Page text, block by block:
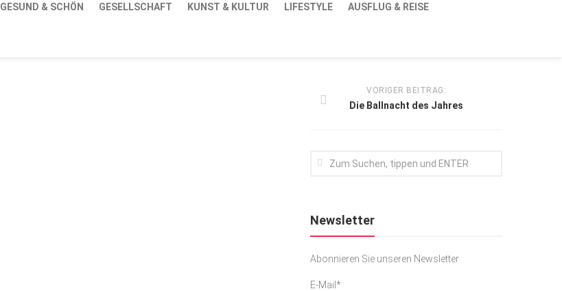
GESUND & SCHÖN GESELLSCHAFT KUNST & KULTUR LIFESTYLE AUSFLUG & REISE
VORIGER BEITRAG:
Die Ballnacht des Jahres
Newsletter
Abonnieren Sie unseren Newsletter
E-Mail*